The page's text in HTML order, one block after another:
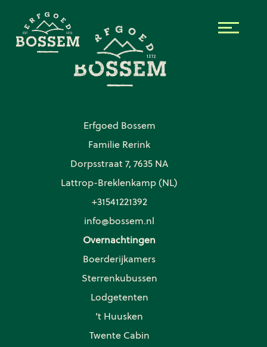
Skip to the content
Erfgoed Bossem
Familie Rerink
Dorpsstraat 7, 7635 NA
Lattrop-Breklenkamp (NL)
+31541221392
info@bossem.nl
Overnachtingen
Boerderijkamers
Sterrenkubussen
Lodgetenten
’t Huusken
Twente Cabin